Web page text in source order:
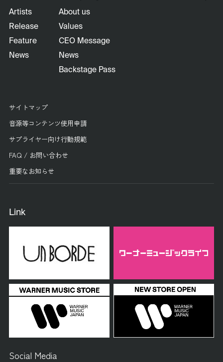
Artists
Release
Feature
News
About us
Values
CEO Message
News
Backstage Pass
サイトマップ
音源等コンテンツ使用申請
サプライヤー向け行動規範
FAQ / お問い合わせ
重要なお知らせ
Link
Social Media